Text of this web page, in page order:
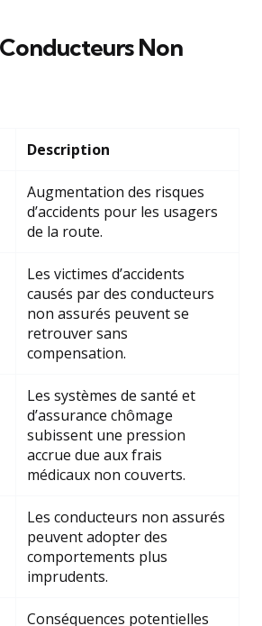
Non
Description
Augmentation des risques
d’accidents pour les usagers
de la route.
Les victimes d’accidents
causés par des conducteurs
non assurés peuvent se
retrouver sans
compensation.
Les systèmes de santé et
d’assurance chômage
subissent une pression
accrue due aux frais
médicaux non couverts.
Les conducteurs non assurés
peuvent adopter des
comportements plus
imprudents.
Conséquences potentielles